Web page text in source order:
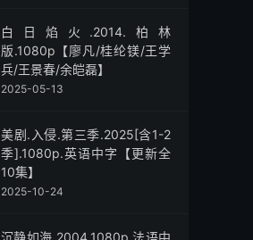
白日焰火.2014.柏林
版.1080p【廖凡/桂纶镁/王学
兵/王景春/余皑磊】
2025-05-13
美剧.入侵.第三季.2025[含1-2
季].1080p.英语中字【更新全
10集】
2025-10-24
沉静如海.2004.1080p.法语中